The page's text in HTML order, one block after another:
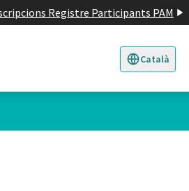
Registre Participants PAM
Català
Triar la llengua
4